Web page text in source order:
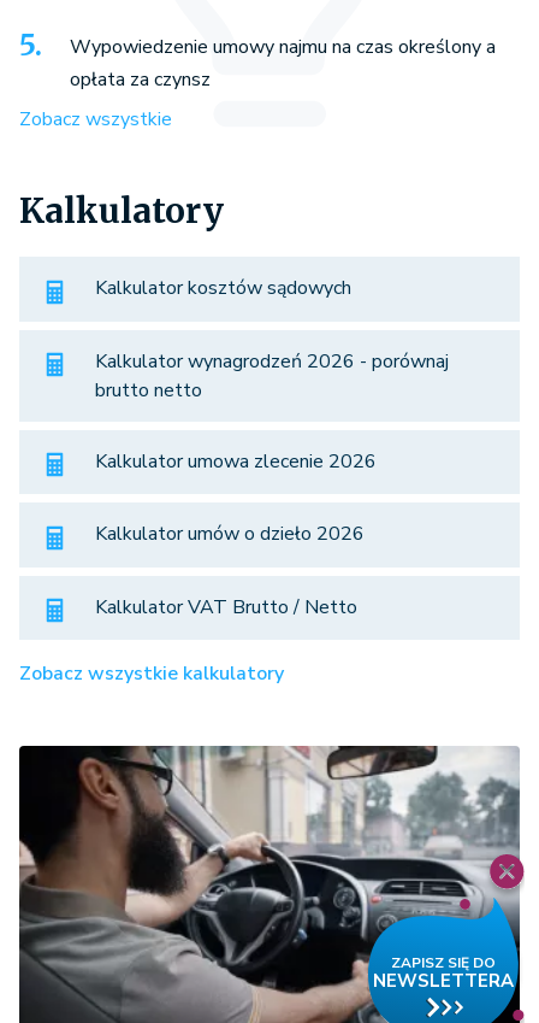
Wypowiedzenie umowy najmu na czas określony a
opłata za czynsz
Zobacz wszystkie
Kalkulatory
Kalkulator kosztów sądowych
Kalkulator wynagrodzeń 2026 - porównaj
brutto netto
Kalkulator umowa zlecenie 2026
Kalkulator umów o dzieło 2026
Kalkulator VAT Brutto / Netto
Zobacz wszystkie kalkulatory